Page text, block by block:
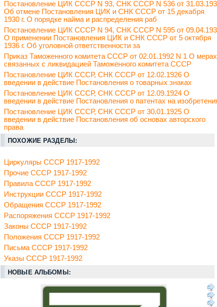
Постановление ЦИК СССР N 93, СНК СССР N 536 от
Об отмене Постановления ЦИК и СНК СССР от 15 декабря
1930 г. О порядке найма и распределения раб
Постановление ЦИК СССР N 94, СНК СССР N 595 от
О применении Постановления ЦИК и СНК СССР от 5 октября
1936 г. Об уголовной ответственности за
Приказ Таможенного комитета СССР от 02.01.1992 N 1 О
связанных с ликвидацией Таможенного комитета СССР
Постановление ЦИК СССР, СНК СССР от 12.02.1926 О
введении в действие Постановления о товарных знаках
Постановление ЦИК СССР, СНК СССР от 12.09.1924 О
введении в действие Постановления о патентах на
Постановление ЦИК СССР, СНК СССР от 30.01.1925 О
введении в действие Постановления об основах авторского
права
ПОХОЖИЕ РАЗДЕЛЫ:
Циркуляры СССР 1917-1992
Прочие СССР 1917-1992
Правила СССР 1917-1992
Инструкции СССР 1917-1992
Обращения СССР 1917-1992
Распоряжения СССР 1917-1992
Законы СССР 1917-1992
Положения СССР 1917-1992
Письма СССР 1917-1992
Указы СССР 1917-1992
НОВЫЕ АЛЬБОМЫ: